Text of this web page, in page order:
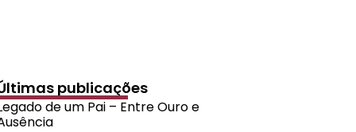
publicações
de um Pai – Entre Ouro e